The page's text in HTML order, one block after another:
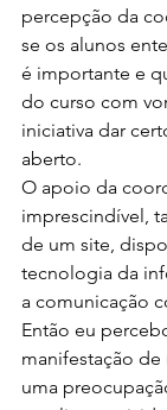
percepção da
se os alunos
é importante e
do curso com
iniciativa dar
aberto.
O apoio da
imprescindível,
de um site,
tecnologia da
a comunicação
Então eu
manifestação
uma